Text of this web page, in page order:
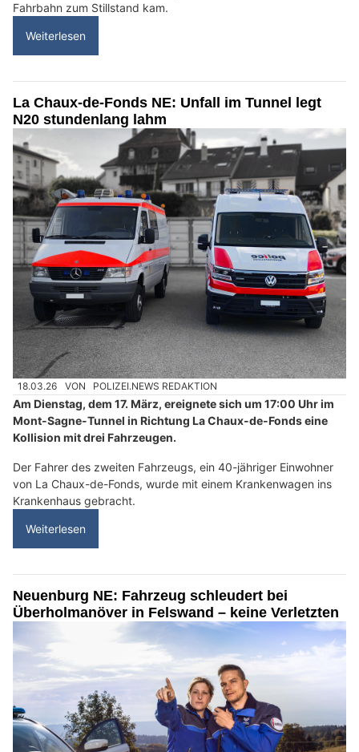
Fahrbahn zum Stillstand kam.
Weiterlesen
La Chaux-de-Fonds NE: Unfall im Tunnel legt
N20 stundenlang lahm
18.03.26 VON POLIZEI.NEWS REDAKTION
Am Dienstag, dem 17. März, ereignete sich um 17:00 Uhr im
Mont-Sagne-Tunnel in Richtung La Chaux-de-Fonds eine
Kollision mit drei Fahrzeugen.
Der Fahrer des zweiten Fahrzeugs, ein 40-jähriger Einwohner
von La Chaux-de-Fonds, wurde mit einem Krankenwagen ins
Krankenhaus gebracht.
Weiterlesen
Neuenburg NE: Fahrzeug schleudert bei
Überholmanöver in Felswand – keine Verletzten